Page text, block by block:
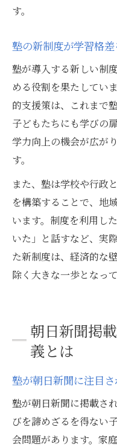
す。
塾の新制度が学習格
塾が導入する新しい制
める役割を果たしてい
的支援策は、これまで
子どもたちにも学びの
学力向上の機会が広が
す。
また、塾は学校や行政
を構築することで、地
います。制度を利用し
いた」と話すなど、実
た新制度は、経済的な
除く大きな一歩となって
朝日新聞掲
義とは
塾が朝日新聞に注目
塾が朝日新聞に掲載さ
びを諦めざるを得ない
会問題があります。家